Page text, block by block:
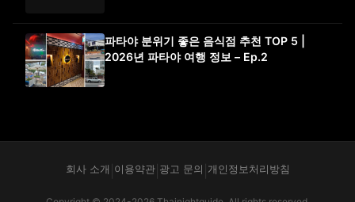
파타야 분위기 좋은 음식점 추천 TOP 5 |
2026년 파타야 여행 정보 – Ep.2
회사 소개 이용약관| 광고 문의 개인정보처리방침